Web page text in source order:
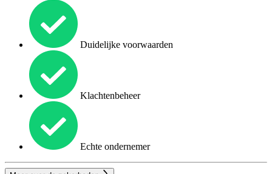
Duidelijke voorwaarden
Klachtenbeheer
Echte ondernemer